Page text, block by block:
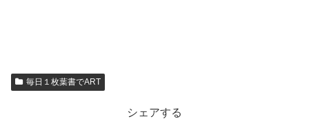
毎日１枚葉書でART
シェアする